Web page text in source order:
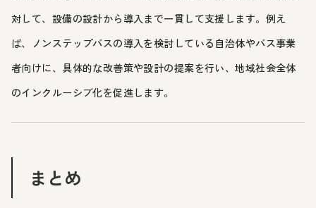
対して、設備の設計から導入まで一貫して支援します。例え
ば、ノンステップバスの導入を検討している自治体やバス事業
者向けに、具体的な改善策や設計の提案を行い、地域社会全体
のインクルーシブ化を促進します。
まとめ